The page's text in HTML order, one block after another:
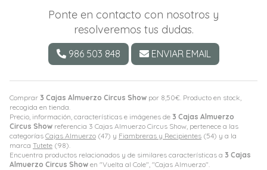
Comprar 3 Cajas Almuerzo Circus Show por 8,50€. Producto en stock,
recogida en tienda.
Precio, información, características e imágenes de 3 Cajas Almuerzo
Circus Show referencia 3 Cajas Almuerzo Circus Show, pertenece a las
categorías Cajas Almuerzo (47) y Fiambreras y Recipientes (54) y a la
marca Tutete (98).
Encuentra productos relacionados y de similares características a 3 Cajas
Almuerzo Circus Show en "Vuelta al Cole", "Cajas Almuerzo".
Ponte en contacto con nosotros y
resolveremos tus dudas.
986 503 848 ENVIAR EMAIL